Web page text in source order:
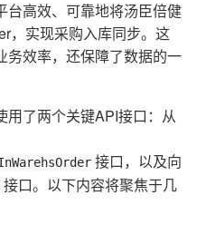
台高效、可靠地将汤臣倍健
，实现采购入库同步。这
务效率，还保障了数据的一
用了两个关键API接口：从
接口，以及向
接口。以下内容将聚焦于几